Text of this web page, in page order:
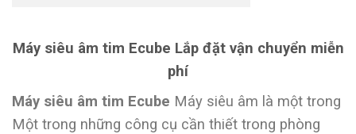
Máy siêu âm tim Ecube Lắp đặt vận chuyển miễn
phí
Máy siêu âm tim Ecube Máy siêu âm là một trong
Một trong những công cụ cần thiết trong phòng